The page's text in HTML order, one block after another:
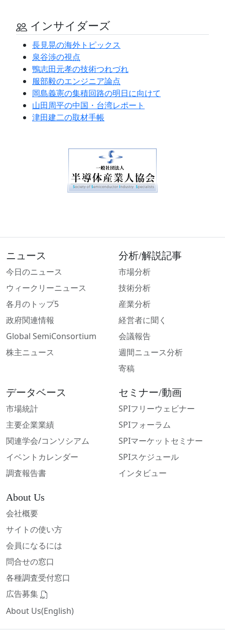
インサイダーズ
長見晃の海外トピックス
泉谷渉の視点
鴨志田元孝の技術つれづれ
服部毅のエンジニア論点
岡島義憲の集積回路の明日に向けて
山田周平の中国・台湾レポート
津田建二の取材手帳
ニュース
今日のニュース
ウィークリーニュース
各月のトップ5
政府関連情報
Global SemiConsortium
株主ニュース
分析/解説記事
市場分析
技術分析
産業分析
経営者に聞く
会議報告
週間ニュース分析
寄稿
データベース
市場統計
主要企業業績
関連学会/コンソシアム
イベントカレンダー
調査報告書
セミナー/動画
SPIフリーウェビナー
SPIフォーラム
SPIマーケットセミナー
SPIスケジュール
インタビュー
About Us
会社概要
サイトの使い方
会員になるには
問合せの窓口
各種調査受付窓口
広告募集
About Us(English)